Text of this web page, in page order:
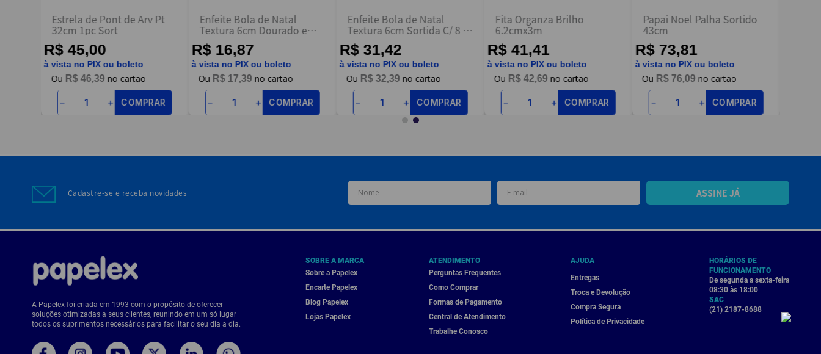
Estrela de Pont de Arv Pt
32cm 1pc Sort
R$ 45,00
à vista no PIX ou boleto
R$ 46,39
＋
－ COMPRAR
Enfeite Bola de Natal
Textura 6cm Dourado e
Vermelho C/ 6 - Wincy
R$ 16,87
à vista no PIX ou boleto
R$ 17,39
＋
－ COMPRAR
Enfeite Bola de Natal
Textura 6cm Sortida C/ 8 -
Wincy
R$ 31,42
à vista no PIX ou boleto
R$ 32,39
＋
－ COMPRAR
Fita Organza Brilho
6.2cmx3m
R$ 41,41
à vista no PIX ou boleto
R$ 42,69
＋
－ COMPRAR
Papai Noel Palha Sortido
43cm
R$ 73,81
à vista no PIX ou boleto
R$ 76,09
＋
－ COMPRAR
Cadastre-se e receba novidades ASSINE JÁ
A Papelex foi criada em 1993 com o propósito de oferecer
soluções otimizadas a seus clientes, reunindo em um só lugar
todos os suprimentos necessários para facilitar o seu dia a dia.
SOBRE A MARCA
Sobre a Papelex
Encarte Papelex
Blog Papelex
Lojas Papelex
ATENDIMENTO
Perguntas Frequentes
Como Comprar
Formas de Pagamento
Central de Atendimento
Trabalhe Conosco
AJUDA
Entregas
Troca e Devolução
Compra Segura
Política de Privacidade
HORÁRIOS DE
FUNCIONAMENTO
De segunda a sexta-feira
08:30 às 18:00
SAC
(21) 2187-8688